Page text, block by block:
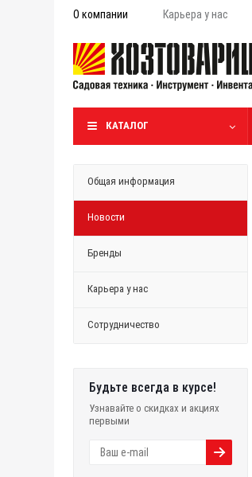
О компании Карьера у нас
КАТАЛОГ
Общая информация
Новости
Бренды
Карьера у нас
Сотрудничество
Будьте всегда в курсе!
Узнавайте о скидках и акциях
первыми